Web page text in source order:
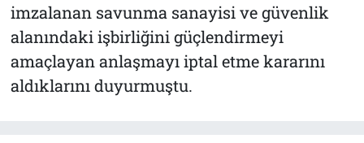
imzalanan savunma sanayisi ve güvenlik
alanındaki işbirliğini güçlendirmeyi
amaçlayan anlaşmayı iptal etme kararını
aldıklarını duyurmuştu.